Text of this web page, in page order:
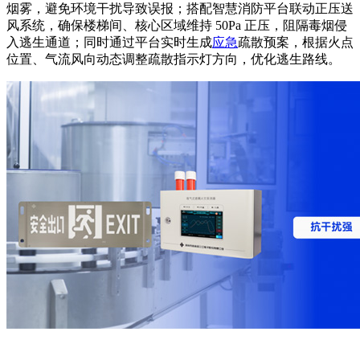
烟雾，避免环境干扰导致误报；搭配智慧消防平台联动正压送
风系统，确保楼梯间、核心区域维持 50Pa 正压，阻隔毒烟侵
入逃生通道；同时通过平台实时生成应急疏散预案，根据火点
位置、气流风向动态调整疏散指示灯方向，优化逃生路线。